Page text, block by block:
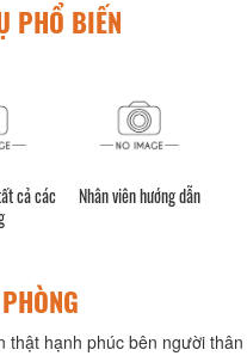
PHỔ BIẾN
cả các
Nhân viên hướng dẫn
hạnh phúc bên người